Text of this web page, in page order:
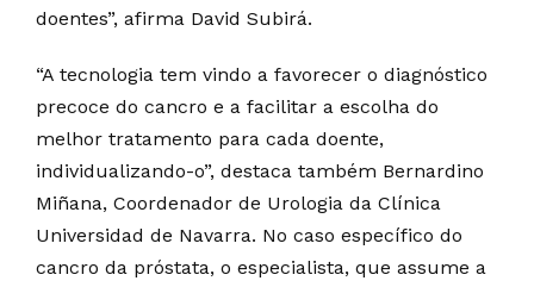
doentes”, afirma David Subirá.
“A tecnologia tem vindo a favorecer o diagnóstico
precoce do cancro e a facilitar a escolha do
melhor tratamento para cada doente,
individualizando-o”, destaca também Bernardino
Miñana, Coordenador de Urologia da Clínica
Universidad de Navarra. No caso específico do
cancro da próstata, o especialista, que assume a